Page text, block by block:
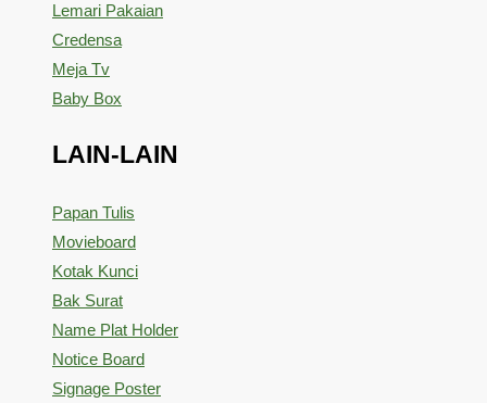
Lemari Pakaian
Credensa
Meja Tv
Baby Box
LAIN-LAIN
Papan Tulis
Movieboard
Kotak Kunci
Bak Surat
Name Plat Holder
Notice Board
Signage Poster